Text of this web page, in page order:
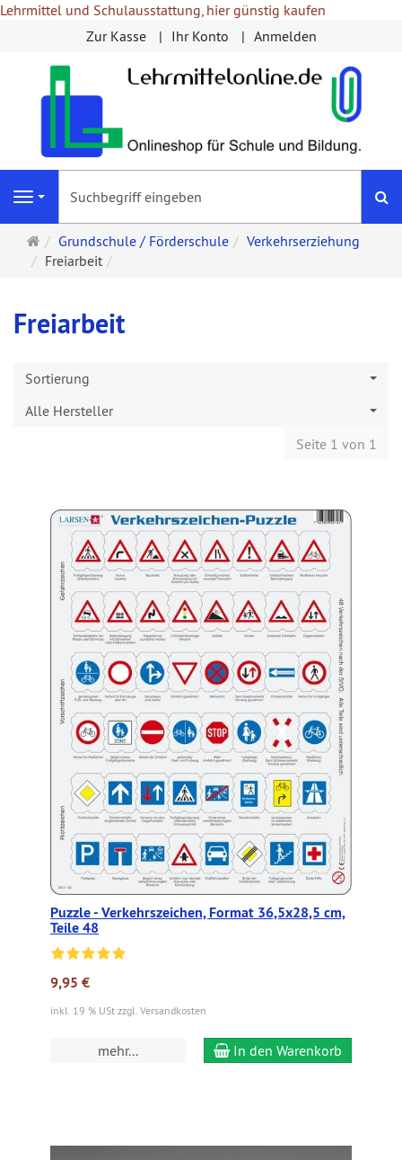
Lehrmittel und Schulausstattung, hier günstig kaufen
Zur Kasse
Ihr Konto Anmelden
Navigation
Startseite
Grundschule / Förderschule
Verkehrserziehung
Freiarbeit
Freiarbeit
Sortierung
Alle Hersteller
Seite 1 von 1
Puzzle - Verkehrszeichen, Format 36,5x28,5 cm,
Teile 48
9,95 €
inkl. 19 % USt zzgl. Versandkosten
mehr... In den Warenkorb